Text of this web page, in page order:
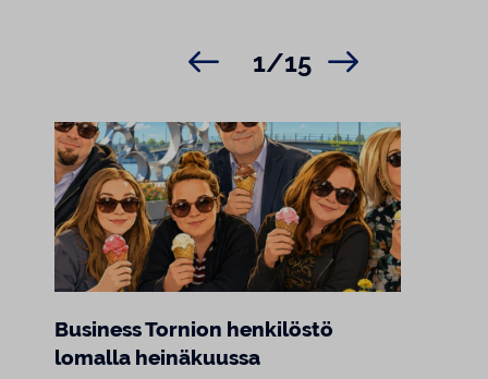
Business Tornion henkilöstö
lomalla heinäkuussa
1/15